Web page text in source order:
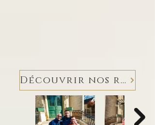
Découvrir nos reportages